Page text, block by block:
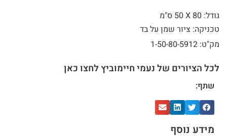
גודל: 80 X
50 ס"מ
טכניקה: ציור שמן על בד
מק"ט: 1-50-80-5912
לכל הציורים של נעמי חיימוביץ לחצו כאן
שתף:
מידע נוסף